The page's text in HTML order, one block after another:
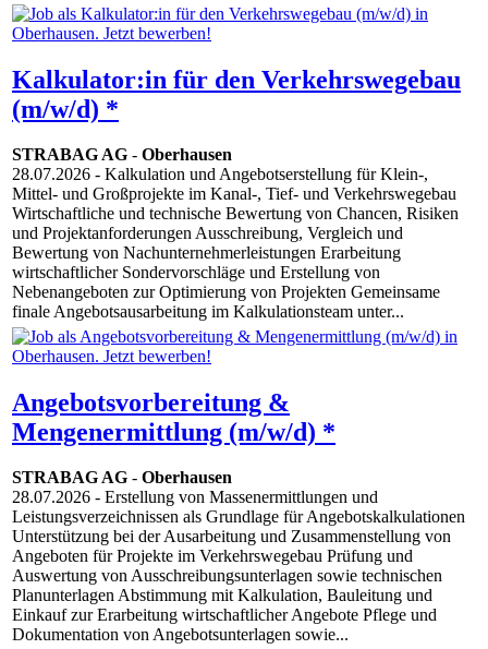
Kalkulator:in für den Verkehrswegebau
(m/w/d) *
STRABAG AG - Oberhausen
28.07.2026 - Kalkulation und Angebotserstellung für Klein-,
Mittel- und Großprojekte im Kanal-, Tief- und Verkehrswegebau
Wirtschaftliche und technische Bewertung von Chancen, Risiken
und Projektanforderungen Ausschreibung, Vergleich und
Bewertung von Nachunternehmerleistungen Erarbeitung
wirtschaftlicher Sondervorschläge und Erstellung von
Nebenangeboten zur Optimierung von Projekten Gemeinsame
finale Angebotsausarbeitung im Kalkulationsteam unter...
Angebotsvorbereitung &
Mengenermittlung (m/w/d) *
STRABAG AG - Oberhausen
28.07.2026 - Erstellung von Massenermittlungen und
Leistungsverzeichnissen als Grundlage für Angebotskalkulationen
Unterstützung bei der Ausarbeitung und Zusammenstellung von
Angeboten für Projekte im Verkehrswegebau Prüfung und
Auswertung von Ausschreibungsunterlagen sowie technischen
Planunterlagen Abstimmung mit Kalkulation, Bauleitung und
Einkauf zur Erarbeitung wirtschaftlicher Angebote Pflege und
Dokumentation von Angebotsunterlagen sowie...